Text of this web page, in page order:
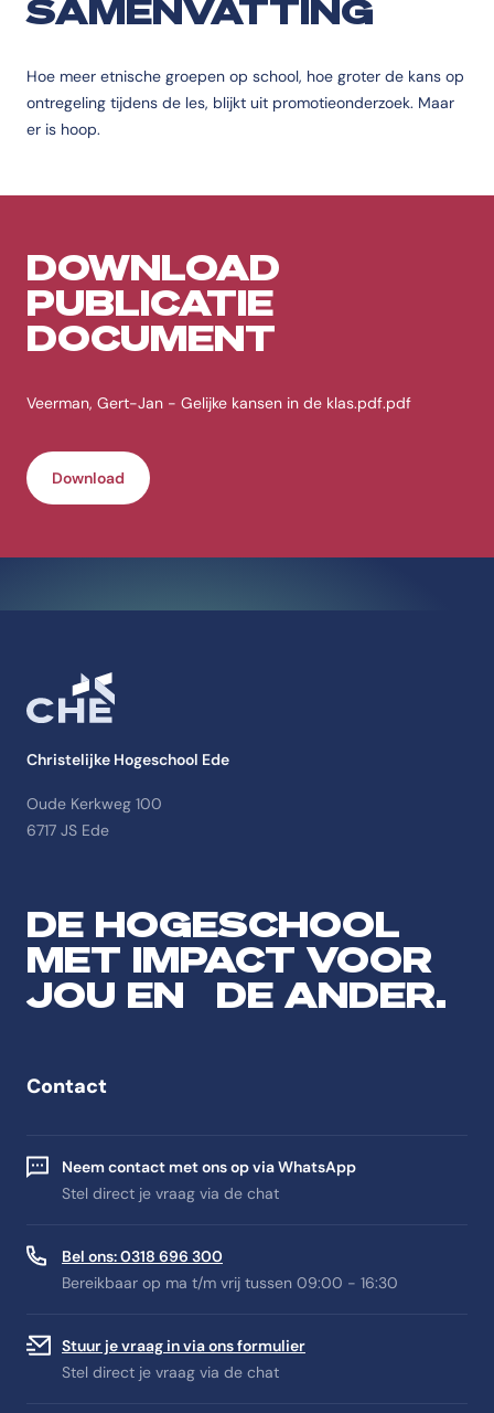
SAMENVATTING
Hoe meer etnische groepen op school, hoe groter de kans op
ontregeling tijdens de les, blijkt uit promotieonderzoek. Maar
er is hoop.
DOWNLOAD
PUBLICATIE
DOCUMENT
Veerman, Gert-Jan - Gelijke kansen in de klas.pdf.pdf
Download
Christelijke Hogeschool Ede
Oude Kerkweg 100
6717 JS Ede
DE HOGESCHOOL
MET IMPACT VOOR
JOU EN DE ANDER.
Contact
Neem contact met ons op via WhatsApp
Stel direct je vraag via de chat
Bel ons: 0318 696 300
Bereikbaar op ma t/m vrij tussen 09:00 - 16:30
Stuur je vraag in via ons formulier
Stel direct je vraag via de chat